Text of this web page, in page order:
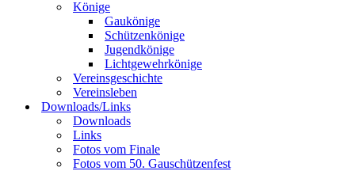
Könige
Gaukönige
Schützenkönige
Jugendkönige
Lichtgewehrkönige
Vereinsgeschichte
Vereinsleben
Downloads/Links
Downloads
Links
Fotos vom Finale
Fotos vom 50. Gauschützenfest